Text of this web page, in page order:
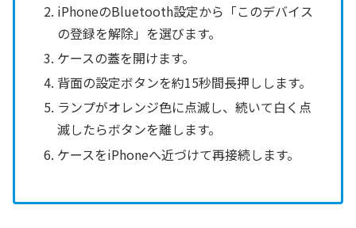
iPhoneのBluetooth設定から「このデバイス
の登録を解除」を選びます。
ケースの蓋を開けます。
背面の設定ボタンを約15秒間長押しします。
ランプがオレンジ色に点滅し、続いて白く点
滅したらボタンを離します。
ケースをiPhoneへ近づけて再接続します。